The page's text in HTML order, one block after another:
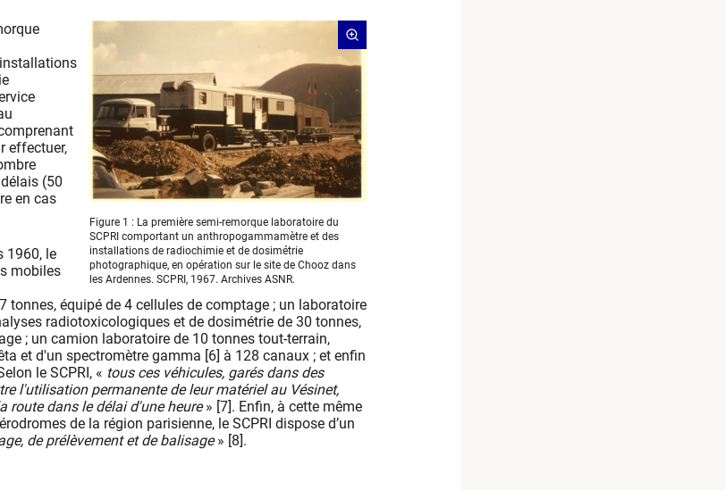
Figure 1 : La première semi-remorque laboratoire du
SCPRI comportant un anthropogammamètre et des
installations de radiochimie et de dosimétrie
photographique, en opération sur le site de Chooz dans
les Ardennes. SCPRI, 1967. Archives ASNR.
effectuer,
(50
en cas
1960, le
mobiles
tonnes, équipé de 4 cellules de comptage ; un laboratoire
radiotoxicologiques et de dosimétrie de 30 tonnes,
; un camion laboratoire de 10 tonnes tout-terrain,
et d'un spectromètre gamma [6] à 128 canaux ; et enfin
le SCPRI, « tous ces véhicules, garés dans des
l'utilisation permanente de leur matériel au Vésinet,
route dans le délai d'une heure» [7]. Enfin, à cette même
de la région parisienne, le SCPRI dispose d’un
de prélèvement et de balisage» [8].